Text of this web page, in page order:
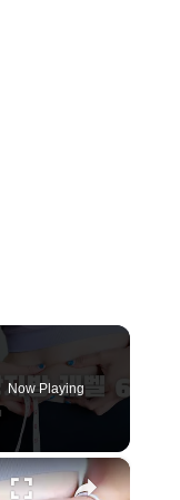
Now Playing
×